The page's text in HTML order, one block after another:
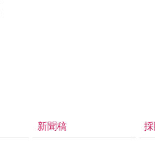
新聞稿